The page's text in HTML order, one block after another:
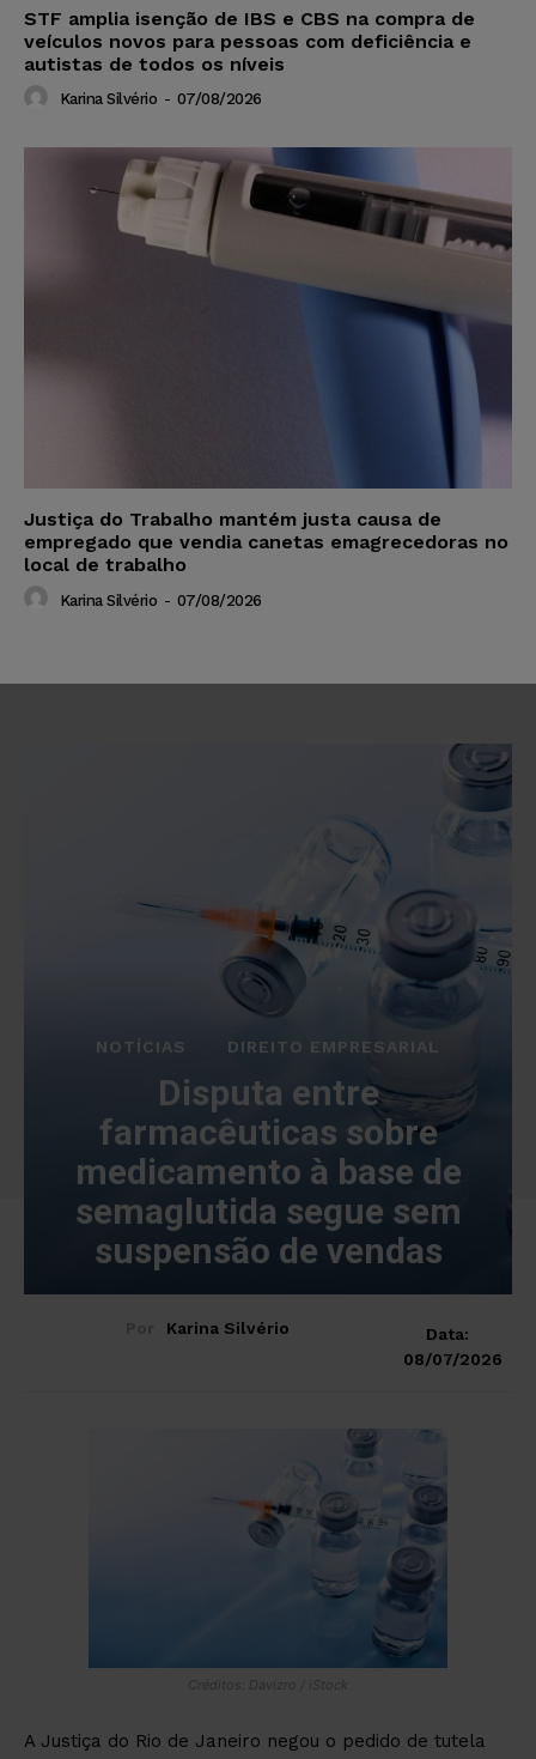
STF amplia isenção de IBS e CBS na compra de
veículos novos para pessoas com deficiência e
autistas de todos os níveis
Karina Silvério - 07/08/2026
Justiça do Trabalho mantém justa causa de
empregado que vendia canetas emagrecedoras no
local de trabalho
Karina Silvério - 07/08/2026